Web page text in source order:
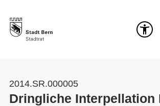
2014.SR.000005
Dringliche Interpellation